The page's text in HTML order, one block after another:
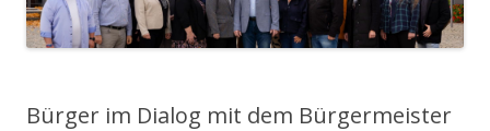
Bürger im Dialog mit dem Bürgermeister